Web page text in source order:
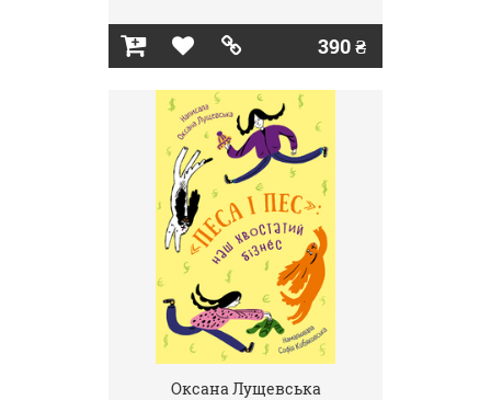
390 ₴
Оксана Лущевська